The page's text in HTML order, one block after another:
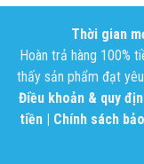
Thời gian
Hoàn trả hàng 100%
thấy sản phẩm đạt
Điều khoản & quy
tiền
Chính sách